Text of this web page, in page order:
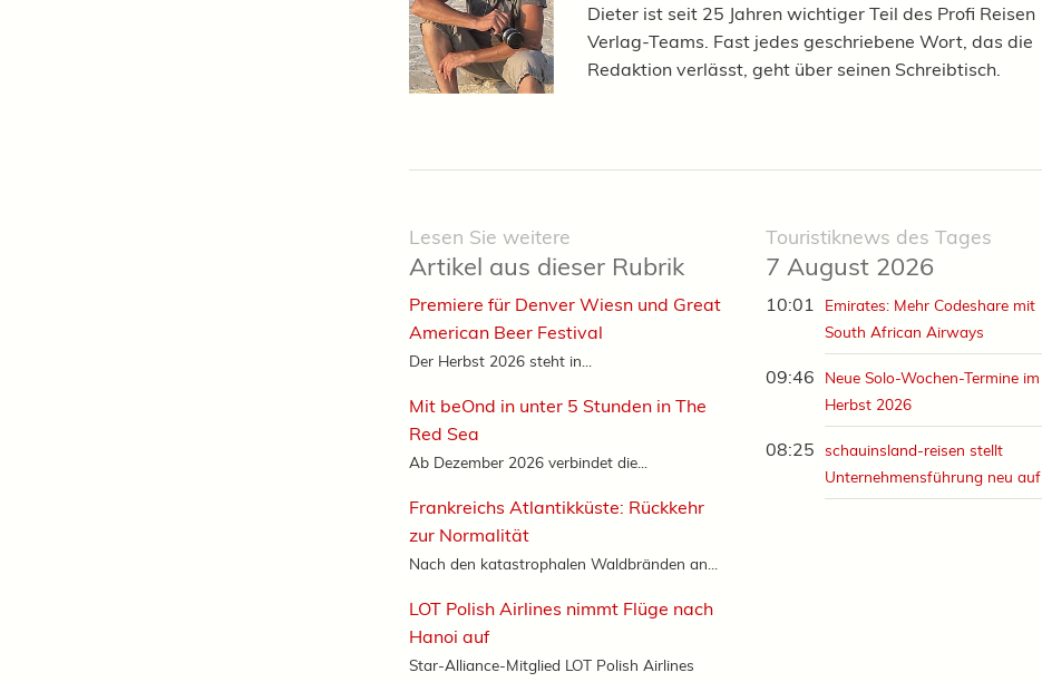
Dieter ist seit 25 Jahren wichtiger Teil des Profi Reisen
Verlag-Teams. Fast jedes geschriebene Wort, das die
Redaktion verlässt, geht über seinen Schreibtisch.
Touristiknews des Tages
7 August 2026
10:01
Emirates: Mehr Codeshare mit
South African Airways
09:46
Neue Solo-Wochen-Termine im
Herbst 2026
08:25
schauinsland-reisen stellt
Unternehmensführung neu auf
Lesen Sie weitere
Artikel aus dieser Rubrik
Premiere für Denver Wiesn und Great
American Beer Festival
Der Herbst 2026 steht in...
Mit beOnd in unter 5 Stunden in The
Red Sea
Ab Dezember 2026 verbindet die...
Frankreichs Atlantikküste: Rückkehr
zur Normalität
Nach den katastrophalen Waldbränden an...
LOT Polish Airlines nimmt Flüge nach
Hanoi auf
Star-Alliance-Mitglied LOT Polish Airlines